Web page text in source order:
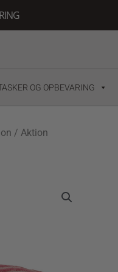
OG OPBEVARING
/ Aktion